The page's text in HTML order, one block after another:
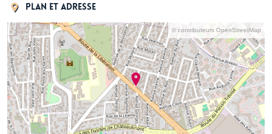
Plan et adresse
© contributeurs OpenStreetMap